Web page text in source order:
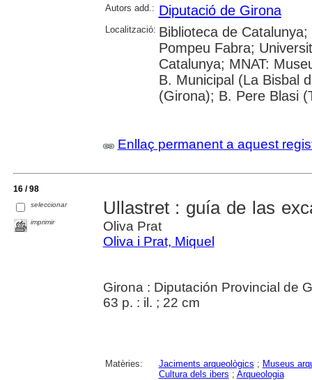
Autors add.: Diputació de Girona
Localització: Biblioteca de
Pompeu Fabra;
Catalunya; MNAT:
B. Municipal (La Bisbal
(Girona); B. Pere Blasi
Enllaç permanent a aquest
16 / 98
seleccionar
imprimir
Ullastret : guía de las
Oliva Prat
Oliva i Prat, Miquel
Girona : Diputación Provincial de
63 p. : il. ; 22 cm
Matèries: Jaciments arqueològics ; Museus
Cultura dels ibers ; Arqueologia